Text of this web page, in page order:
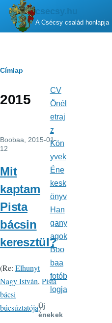
Ugrás a tartalomra
csecsy.hu
A Csécsy család honlapja
Morzsa
Címlap
2015
Boobaa, 2015-01-
12
Mit
kaptam
Pista
bácsin
keresztül?
(Re: Elhunyt
Nagy István, Pista
bácsi
búcsúztatója)
navigáció
CV
Önél
etraj
z
Kön
yvek
Éne
kesk
önyv
Han
gany
agok
Boo
baa
fotób
logja
Új
énekek